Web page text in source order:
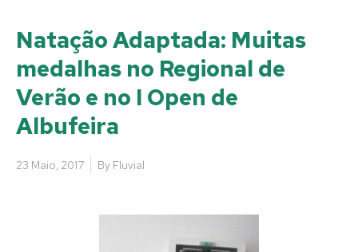
Natação Adaptada: Muitas
medalhas no Regional de
Verão e no I Open de
Albufeira
23 Maio, 2017 By Fluvial